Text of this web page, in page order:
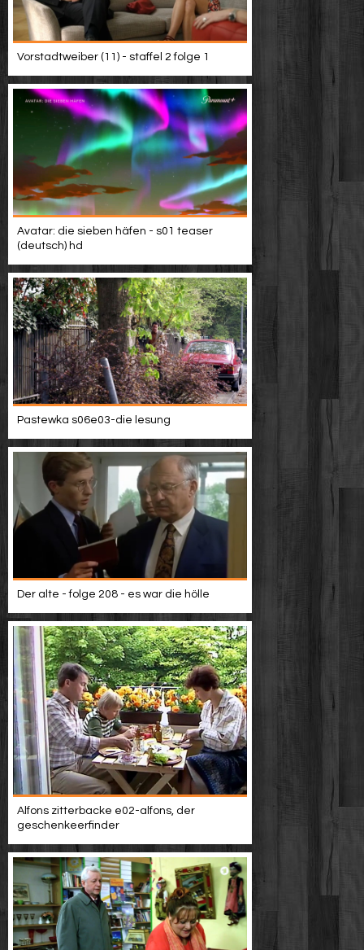
Vorstadtweiber (11) - staffel 2 folge 1
Avatar: die sieben häfen - s01 teaser
(deutsch) hd
Pastewka s06e03-die lesung
Der alte - folge 208 - es war die hölle
Alfons zitterbacke e02-alfons, der
geschenkeerfinder